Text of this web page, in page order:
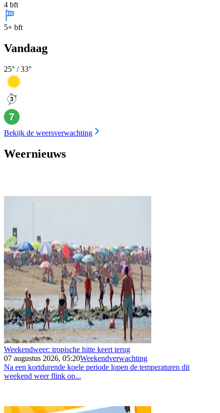
4 bft
5+ bft
Vandaag
25° /33°
Bekijk de weersverwachting
Weernieuws
Weekendweer: tropische hitte keert terug
07 augustus 2026, 05:20Weekendverwachting
Na een kortdurende koele periode lopen de temperaturen dit
weekend weer flink op...